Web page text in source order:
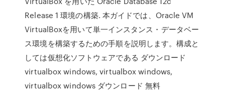
Release 1 環境の構築. 本ガイドでは、Oracle VM
VirtualBoxを用いて単一インスタンス・データベー
ス環境を構築するための手順を説明します。構成と
しては仮想化ソフトウェアである ダウンロード
virtualbox windows, virtualbox windows,
virtualbox windows ダウンロード 無料